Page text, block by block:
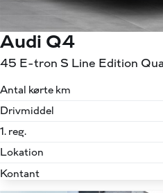
Audi Q4
45 E-tron S Line Edition
Antal kørte km
Drivmiddel
1. reg.
Lokation
Kontant